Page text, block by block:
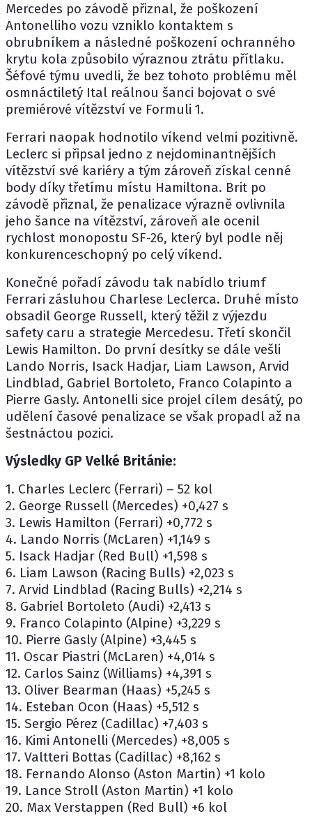
Mercedes po závodě přiznal, že poškození
Antonelliho vozu vzniklo kontaktem s
obrubníkem a následné poškození ochranného
krytu kola způsobilo výraznou ztrátu přítlaku.
Šéfové týmu uvedli, že bez tohoto problému měl
osmnáctiletý Ital reálnou šanci bojovat o své
premiérové vítězství ve Formuli 1.
Ferrari naopak hodnotilo víkend velmi pozitivně.
Leclerc si připsal jedno z nejdominantnějších
vítězství své kariéry a tým zároveň získal cenné
body díky třetímu místu Hamiltona. Brit po
závodě přiznal, že penalizace výrazně ovlivnila
jeho šance na vítězství, zároveň ale ocenil
rychlost monopostu SF-26, který byl podle něj
konkurenceschopný po celý víkend.
Konečné pořadí závodu tak nabídlo triumf
Ferrari zásluhou Charlese Leclerca. Druhé místo
obsadil George Russell, který těžil z výjezdu
safety caru a strategie Mercedesu. Třetí skončil
Lewis Hamilton. Do první desítky se dále vešli
Lando Norris, Isack Hadjar, Liam Lawson, Arvid
Lindblad, Gabriel Bortoleto, Franco Colapinto a
Pierre Gasly. Antonelli sice projel cílem desátý, po
udělení časové penalizace se však propadl až na
šestnáctou pozici.
Výsledky GP Velké Británie:
1. Charles Leclerc (Ferrari) – 52 kol
2. George Russell (Mercedes) +0,427 s
3. Lewis Hamilton (Ferrari) +0,772 s
4. Lando Norris (McLaren) +1,149 s
5. Isack Hadjar (Red Bull) +1,598 s
6. Liam Lawson (Racing Bulls) +2,023 s
7. Arvid Lindblad (Racing Bulls) +2,214 s
8. Gabriel Bortoleto (Audi) +2,413 s
9. Franco Colapinto (Alpine) +3,229 s
10. Pierre Gasly (Alpine) +3,445 s
11. Oscar Piastri (McLaren) +4,014 s
12. Carlos Sainz (Williams) +4,391 s
13. Oliver Bearman (Haas) +5,245 s
14. Esteban Ocon (Haas) +5,512 s
15. Sergio Pérez (Cadillac) +7,403 s
16. Kimi Antonelli (Mercedes) +8,005 s
17. Valtteri Bottas (Cadillac) +8,162 s
18. Fernando Alonso (Aston Martin) +1 kolo
19. Lance Stroll (Aston Martin) +1 kolo
20. Max Verstappen (Red Bull) +6 kol